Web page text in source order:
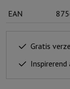
Sheep
aantal
EAN
Gratis